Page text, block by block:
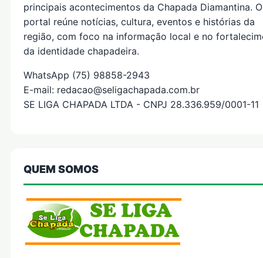
principais acontecimentos da Chapada Diamantina. O
portal reúne notícias, cultura, eventos e histórias da
região, com foco na informação local e no
da identidade chapadeira.
WhatsApp (75) 98858-2943
E-mail: redacao@seligachapada.com.br
SE LIGA CHAPADA LTDA - CNPJ 28.336.959/0001-11
QUEM SOMOS